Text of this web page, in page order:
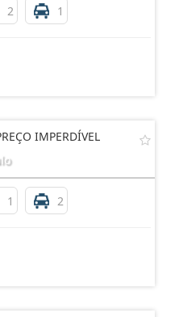
2 1
IMPERDÍVEL
1 2